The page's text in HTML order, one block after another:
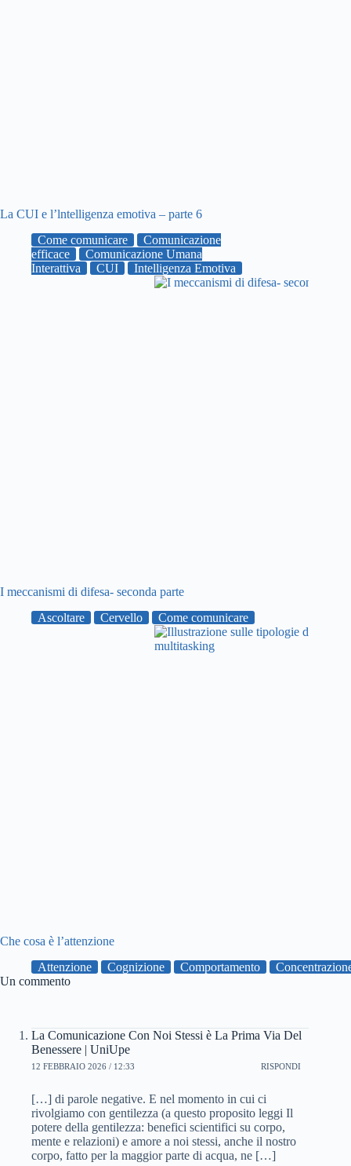
La CUI e l’lntelligenza emotiva – parte 6
Come comunicare
Comunicazione
efficace
Comunicazione Umana
Interattiva
CUI Intelligenza Emotiva
I meccanismi di difesa- seconda parte
Ascoltare
Cervello Come comunicare
Che cosa è l’attenzione
Attenzione
Cognizione Comportamento
Un commento
La Comunicazione Con Noi Stessi è La Prima Via Del
Benessere | UniUpe
12 FEBBRAIO 2026 / 12:33 RISPONDI
[…] di parole negative. E nel momento in cui ci
rivolgiamo con gentilezza (a questo proposito leggi Il
potere della gentilezza: benefici scientifici su corpo,
mente e relazioni) e amore a noi stessi, anche il nostro
corpo, fatto per la maggior parte di acqua, ne […]